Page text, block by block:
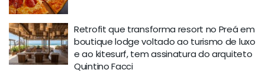
Retrofit que transforma resort no Preá em
boutique lodge voltado ao turismo de luxo
e ao kitesurf, tem assinatura do arquiteto
Quintino Facci